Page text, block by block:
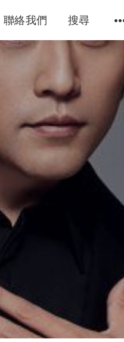
聯絡我們 搜尋